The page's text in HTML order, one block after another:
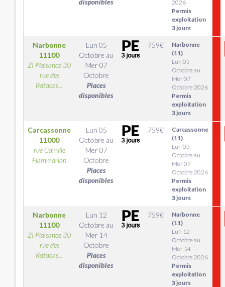
disponibles
2026
Permis
exploitation
3 jours
Narbonne
11100
ZI Plaisance 30
rue des
Ratacas...
Lun 05
Octobre au
Mer 07
Octobre
Places
disponibles
759€
Narbonne
(11)
Lun 05
Octobre au
Mer 07
Octobre 2026
Permis
exploitation
3 jours
Carcassonne
11000
rue Camille
Flammarion
Lun 05
Octobre au
Mer 07
Octobre
Places
disponibles
759€
Carcassonne
(11)
Lun 05
Octobre au
Mer 07
Octobre 2026
Permis
exploitation
3 jours
Narbonne
11100
ZI Plaisance 30
rue des
Ratacas...
Lun 12
Octobre au
Mer 14
Octobre
Places
disponibles
759€
Narbonne
(11)
Lun 12
Octobre au
Mer 14
Octobre 2026
Permis
exploitation
3 jours